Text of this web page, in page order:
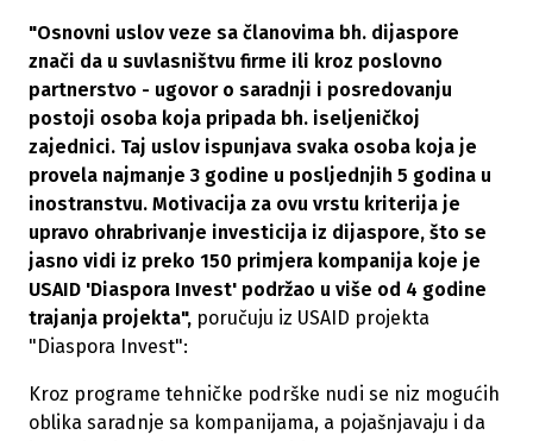
"Osnovni uslov veze sa članovima bh. dijaspore
znači da u suvlasništvu firme ili kroz poslovno
partnerstvo - ugovor o saradnji i posredovanju
postoji osoba koja pripada bh. iseljeničkoj
zajednici. Taj uslov ispunjava svaka osoba koja je
provela najmanje 3 godine u posljednjih 5 godina u
inostranstvu. Motivacija za ovu vrstu kriterija je
upravo ohrabrivanje investicija iz dijaspore, što se
jasno vidi iz preko 150 primjera kompanija koje je
USAID 'Diaspora Invest' podržao u više od 4 godine
trajanja projekta", poručuju iz USAID projekta
"Diaspora Invest":
Kroz programe tehničke podrške nudi se niz mogućih
oblika saradnje sa kompanijama, a pojašnjavaju i da